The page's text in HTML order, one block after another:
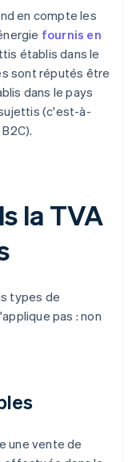
en compte les
fournis en
établis dans le
sont réputés être
dans le pays
(c'est-à-
la TVA
types de
pas : non
une vente de